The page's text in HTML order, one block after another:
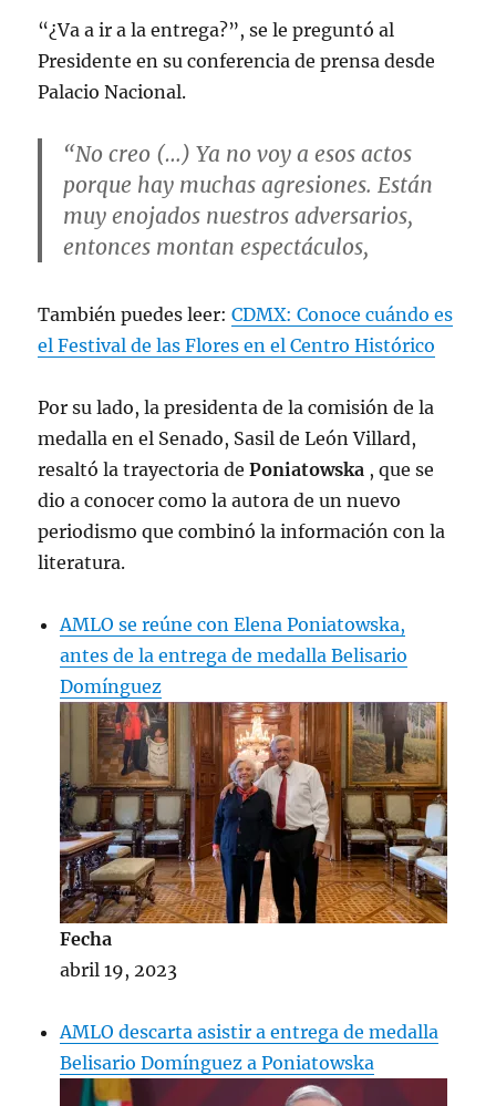
“¿Va a ir a la entrega?”, se le preguntó al
Presidente en su conferencia de prensa desde
Palacio Nacional.
“No creo (…) Ya no voy a esos actos
porque hay muchas agresiones. Están
muy enojados nuestros adversarios,
entonces montan espectáculos,
También puedes leer:CDMX: Conoce cuándo es
el Festival de las Flores en el Centro Histórico
Por su lado, la presidenta de la comisión de la
medalla en el Senado, Sasil de León Villard,
resaltó la trayectoria dePoniatowska , que se
dio a conocer como la autora de un nuevo
periodismo que combinó la información con la
literatura.
AMLO se reúne con Elena Poniatowska,
antes de la entrega de medalla Belisario
Domínguez
Fecha
abril 19, 2023
AMLO descarta asistir a entrega de medalla
Belisario Domínguez a Poniatowska